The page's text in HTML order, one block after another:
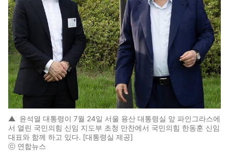
▲ 윤석열 대통령이 7월 24일 서울 용산 대통령실 앞 파인그라스에
서 열린 국민의힘 신임 지도부 초청 만찬에서 국민의힘 한동훈 신임
대표와 함께 하고 있다. [대통령실 제공]
ⓒ 연합뉴스